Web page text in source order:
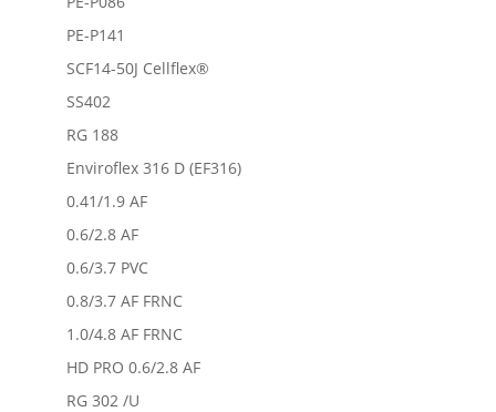
PE-P141
SCF14-50J Cellflex®
SS402
RG 188
Enviroflex 316 D (EF316)
0.41/1.9 AF
0.6/2.8 AF
0.6/3.7 PVC
0.8/3.7 AF FRNC
1.0/4.8 AF FRNC
HD PRO 0.6/2.8 AF
RG 302 /U